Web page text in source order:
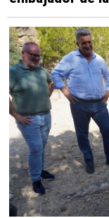
Pérez Llorca
embajador de